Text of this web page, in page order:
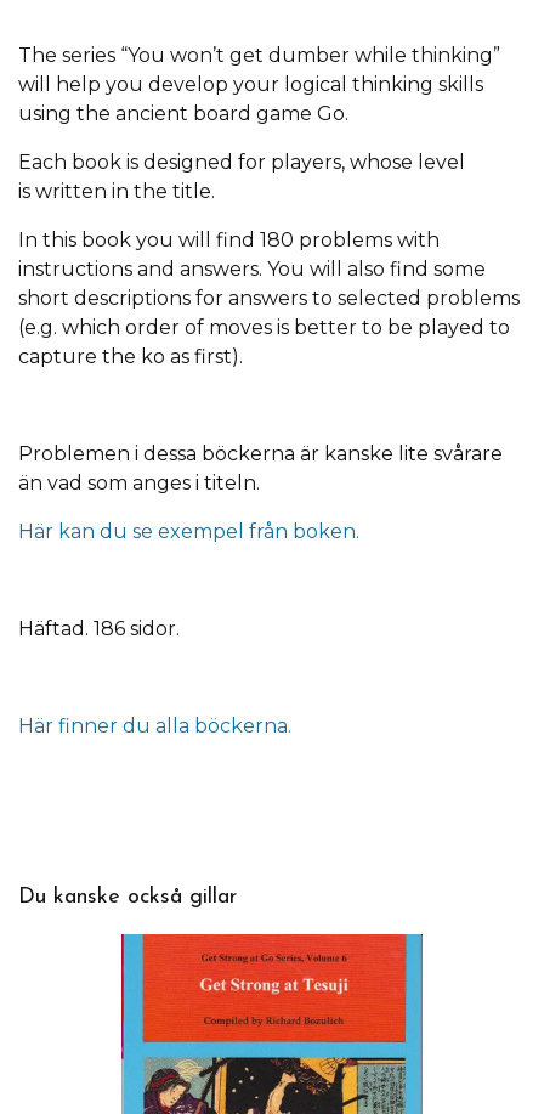
The series “You won’t get dumber while thinking”
will help you develop your logical thinking skills
using the ancient board game Go.
Each book is designed for players, whose level
is written in the title.
In this book you will find 180 problems with
instructions and answers. You will also find some
short descriptions for answers to selected problems
(e.g. which order of moves is better to be played to
capture the ko as first).
Problemen i dessa böckerna är kanske lite svårare
än vad som anges i titeln.
Här kan du se exempel från boken.
Häftad. 186 sidor.
Här finner du alla böckerna.
Du kanske också gillar